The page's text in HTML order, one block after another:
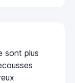
sont plus